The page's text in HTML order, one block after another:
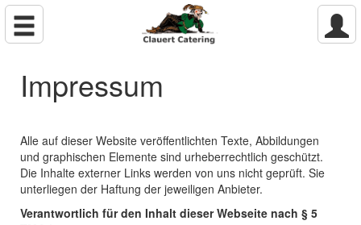
Impressum
Alle auf dieser Website veröffentlichten Texte, Abbildungen
und graphischen Elemente sind urheberrechtlich geschützt.
Die Inhalte externer Links werden von uns nicht geprüft. Sie
unterliegen der Haftung der jeweiligen Anbieter.
Verantwortlich für den Inhalt dieser Webseite nach § 5